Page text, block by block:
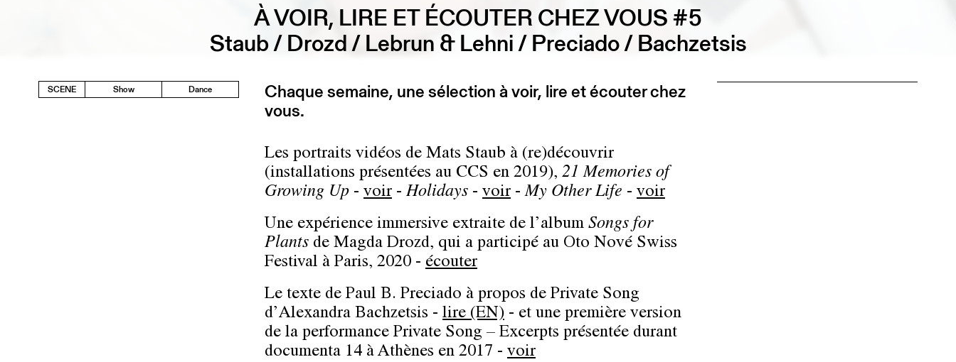
À VOIR, LIRE ET ÉCOUTER CHEZ VOUS #5
Staub / Drozd / Lebrun & Lehni / Preciado / Bachzetsis
SCENE Show Dance
Chaque semaine, une sélection à voir, lire et écouter chez
vous.
Les portraits vidéos de Mats Staub à (re)découvrir
(installations présentées au CCS en 2019), 21 Memories of
Growing Up - voir - Holidays - voir -My Other Life - voir
Une expérience immersive extraite de l’album Songs for
Plants de Magda Drozd, qui a participé au Oto Nové Swiss
Festival à Paris, 2020 - écouter
Le texte de Paul B. Preciado à propos de Private Song
d’Alexandra Bachzetsis - lire (EN) - et une première version
de la performance Private Song – Excerpts présentée durant
documenta 14 à Athènes en 2017 - voir